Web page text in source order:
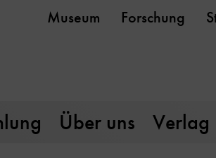
Museum Forschung
Über uns Verlag